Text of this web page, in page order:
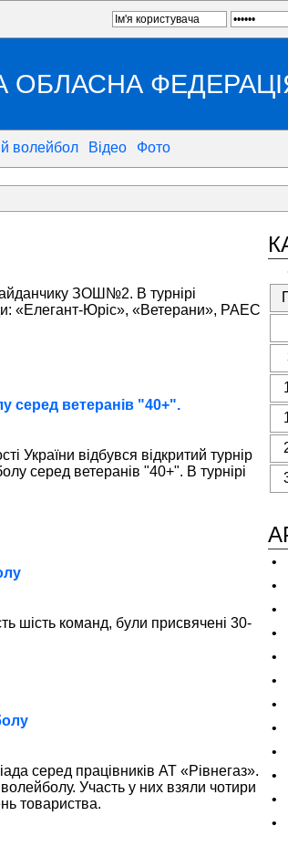
ОБЛАСНА
волейбол Відео Фото
ЗОШ№2. В турнірі
«Елегант-Юріс», «Ветерани», РАЕС
серед ветеранів "40+".
України відбувся відкритий турнір
серед ветеранів "40+". В турнірі
шість команд, були присвячені 30-
серед працівників АТ «Рівнегаз».
Участь у них взяли чотири
товариства.
•
•
•
•
•
•
•
•
•
•
•
•